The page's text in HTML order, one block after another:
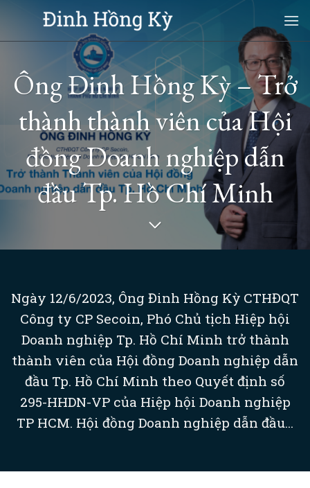
content
Ông Đinh Hồng Kỳ – Trở
thành thành viên của Hội
đồng Doanh nghiệp dẫn
đầu Tp. Hồ Chí Minh
Ngày 12/6/2023, Ông Đinh Hồng Kỳ CTHĐQT
Công ty CP Secoin, Phó Chủ tịch Hiệp hội
Doanh nghiệp Tp. Hồ Chí Minh trở thành
thành viên của Hội đồng Doanh nghiệp dẫn
đầu Tp. Hồ Chí Minh theo Quyết định số
295-HHDN-VP của Hiệp hội Doanh nghiệp
TP HCM. Hội đồng Doanh nghiệp dẫn đầu...